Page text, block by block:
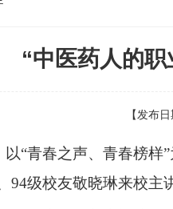
“中医药人的
【发布
以“青春之声、青春榜样
94级校友敬晓琳来校主